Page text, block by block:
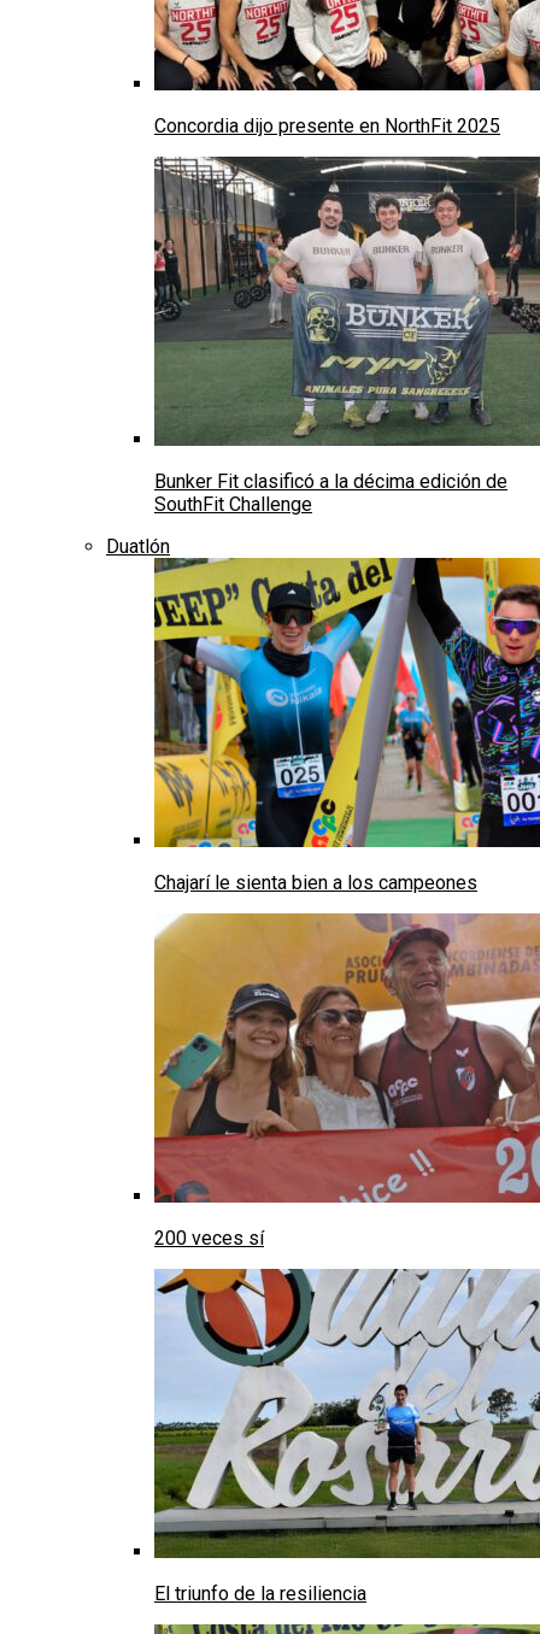
Concordia dijo presente en NorthFit 2025
Bunker Fit clasificó a la décima edición de
SouthFit Challenge
Duatlón
Chajarí le sienta bien a los campeones
200 veces sí
El triunfo de la resiliencia